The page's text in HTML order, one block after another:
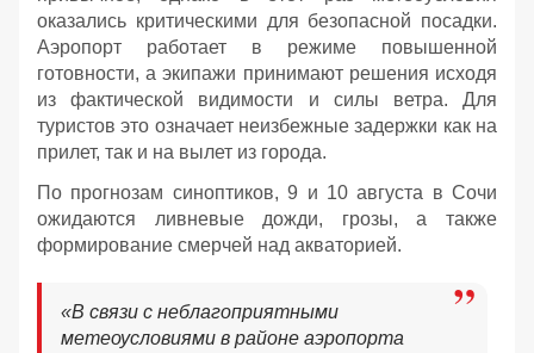
оказались критическими для безопасной посадки.
Аэропорт работает в режиме повышенной
готовности, а экипажи принимают решения исходя
из фактической видимости и силы ветра. Для
туристов это означает неизбежные задержки как на
прилет, так и на вылет из города.
По прогнозам синоптиков, 9 и 10 августа в Сочи
ожидаются ливневые дожди, грозы, а также
формирование смерчей над акваторией.
«В связи с неблагоприятными
метеоусловиями в районе аэропорта